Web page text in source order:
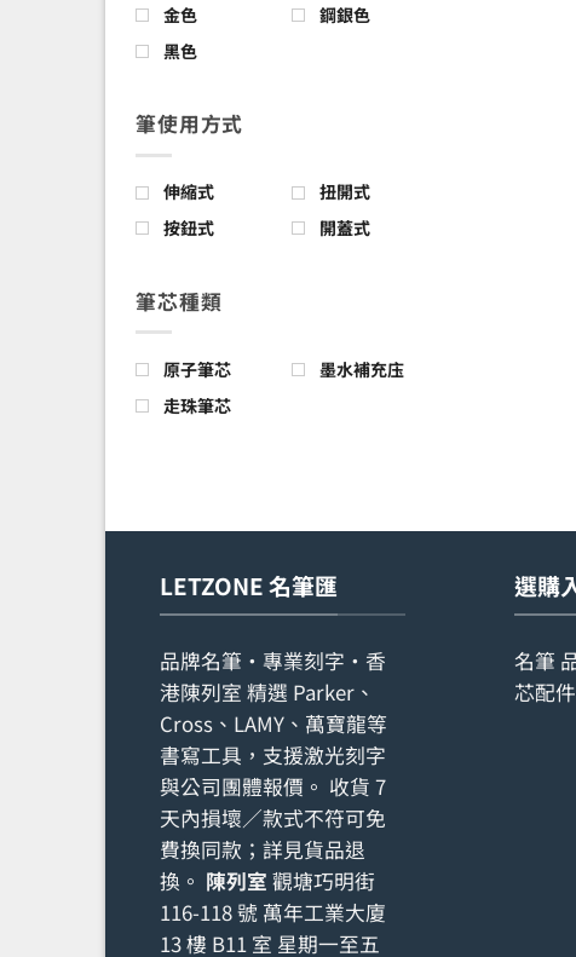
金色
鋼銀色
黑色
筆使用方式
伸縮式
扭開式
按鈕式
開蓋式
筆芯種類
原子筆芯
墨水補充庒
走珠筆芯
LETZONE 名筆匯
品牌名筆・專業刻字・香
港陳列室 精選 Parker、
Cross、LAMY、萬寶龍等
書寫工具，支援激光刻字
與公司團體報價。 收貨 7
天內損壞／款式不符可免
費換同款；詳見貨品退
換 。 陳列室 觀塘巧明街
116-118 號 萬年工業大廈
13 樓 B11 室 星期一至五
選購
名筆
芯配件